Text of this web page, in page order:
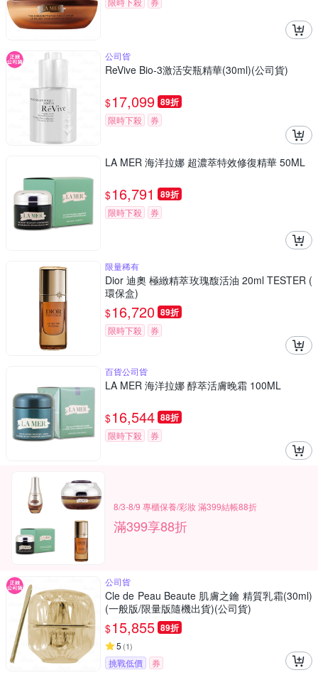
公司貨
ReVive Bio-3激活安瓶精華(30ml)(公司貨)
$17,099 89折
限時下殺 券
LA MER 海洋拉娜 超濃萃特效修復精華 50ML
$16,791 89折
限時下殺 券
限量稀有
Dior 迪奧 極緻精萃玫瑰馥活油 20ml TESTER (
環保盒)
$16,720 89折
限時下殺 券
百貨公司貨
LA MER 海洋拉娜 醇萃活膚晚霜 100ML
$16,544 88折
限時下殺 券
8/3-8/9 專櫃保養/彩妝 滿399結帳88折
滿399享88折
公司貨
Cle de Peau Beaute 肌膚之鑰 精質乳霜(30ml)
(一般版/限量版隨機出貨)(公司貨)
$15,855 89折
5 (1)
挑戰低價
券